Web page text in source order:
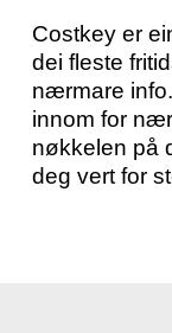
Costkey er
dei fleste
nærmare
innom for
nøkkelen på
deg vert for